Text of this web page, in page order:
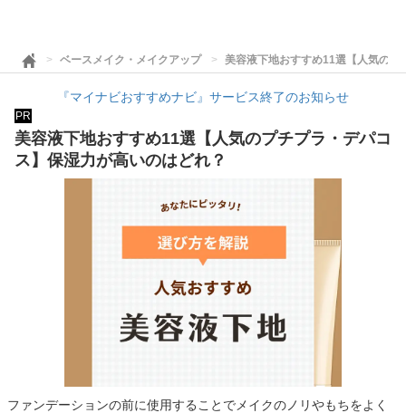
ベースメイク・メイクアップ 美容液下地おすすめ11選【人気の
『マイナビおすすめナビ』サービス終了のお知らせ
PR
美容液下地おすすめ11選【人気のプチプラ・デパコ
ス】保湿力が高いのはどれ？
ファンデーションの前に使用することでメイクのノリやもちをよく